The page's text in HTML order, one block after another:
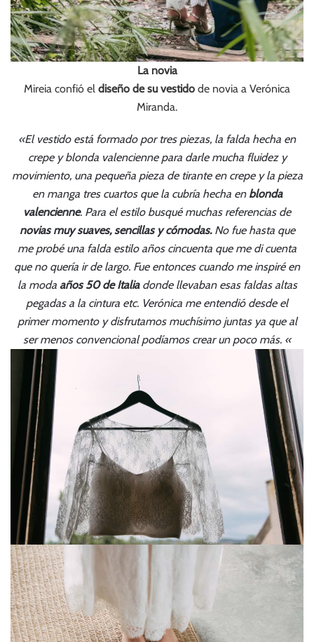
La novia
Mireia confió el diseño de su vestido de novia a Verónica
Miranda.
«El vestidoestá formado por tres piezas, la falda hecha en
crepe y blonda valencienne para darle mucha fluidez y
movimiento, una pequeña pieza de tirante en crepe y la pieza
en manga tres cuartos que la cubría hecha en blonda
valencienne. Para el estilo busqué muchas referencias de
novias muy suaves, sencillas y cómodas.No fue hasta que
me probé una falda estilo años cincuenta que me di cuenta
que no quería ir de largo. Fue entonces cuando me inspiré en
la moda años 50 de Italiadonde llevaban esas faldas altas
pegadas a la cintura etc. Verónica me entendió desde el
primer momento y disfrutamos muchísimo juntas ya que al
ser menos convencional podíamos crear un poco más. «